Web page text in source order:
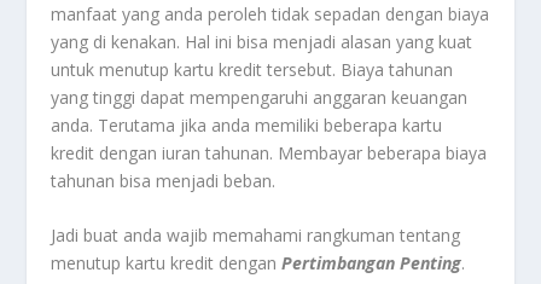
manfaat yang anda peroleh tidak sepadan dengan biaya
yang di kenakan. Hal ini bisa menjadi alasan yang kuat
untuk menutup kartu kredit tersebut. Biaya tahunan
yang tinggi dapat mempengaruhi anggaran keuangan
anda. Terutama jika anda memiliki beberapa kartu
kredit dengan iuran tahunan. Membayar beberapa biaya
tahunan bisa menjadi beban.
Jadi buat anda wajib memahami rangkuman tentang
menutup kartu kredit denganPertimbangan Penting.